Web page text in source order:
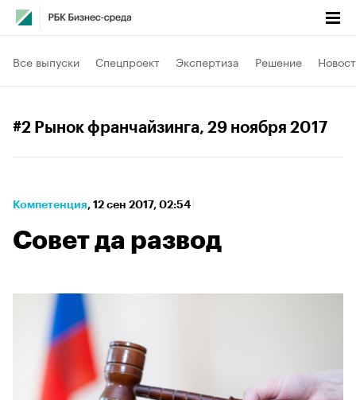
Все выпуски Спецпроект Экспертиза Решение
#2 Рынок франчайзинга, 29 ноября 2017
Компетенция⁠, 12 сен 2017, 02:54
Совет да развод